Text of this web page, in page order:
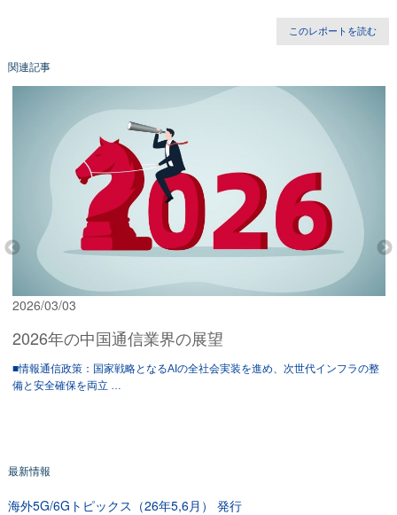
このレポートを読む
関連記事
2026/03/03
2026年の中国通信業界の展望
■情報通信政策：国家戦略となるAIの全社会実装を進め、次世代インフラの整
備と安全確保を両立 …
最新情報
海外5G/6Gトピックス（26年5,6月） 発行